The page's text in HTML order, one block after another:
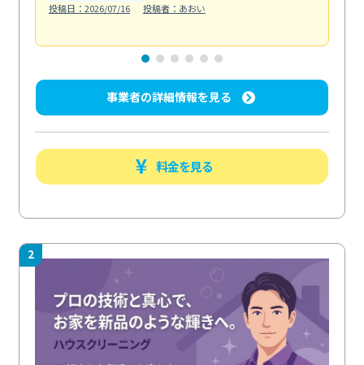
投稿日：2026/07/16
投稿者：あおい
事業者の詳細情報を見る
料金を見る
2